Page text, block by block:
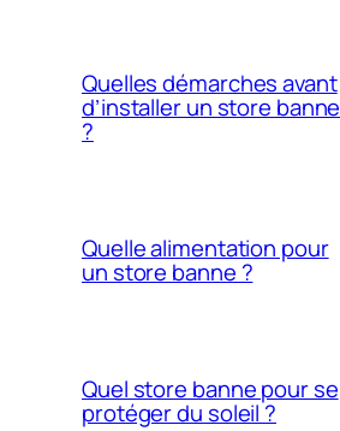
Quelles démarches avant
d’installer un store banne
?
Quelle alimentation pour
un store banne ?
Quel store banne pour se
protéger du soleil ?